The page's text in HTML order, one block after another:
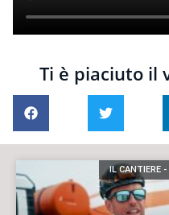
Ti è piaciuto il
IL CANTIERE -